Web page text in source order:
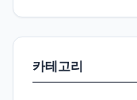
카테고리